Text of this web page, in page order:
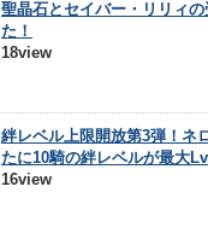
聖晶石とセイバー・リリィ
た！
18view
絆レベル上限開放第3弾！ネ
たに10騎の絆レベルが最大
16view